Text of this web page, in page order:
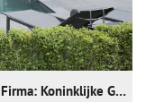
4. Platz - KATEGORIE: LIVING-POOL - Firma: Koninklijke Ginkel Group (nur nominiert)